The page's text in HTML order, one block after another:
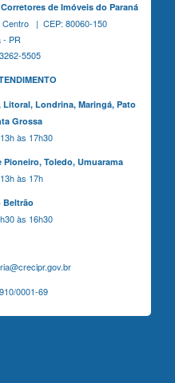
de Imóveis do Paraná
| CEP: 80060-150
- PR
5505
Litoral, Londrina, Maringá, Pato
Grossa
às 17h30
Pioneiro, Toledo, Umuarama
às 17h
Beltrão
às 16h30
0001-69